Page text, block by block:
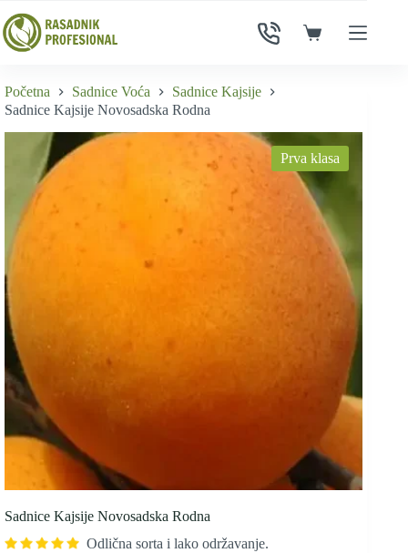
to
content
Shopping
Početna Sadnice Voća
Sadnice Kajsije
Sadnice Kajsije Novosadska Rodna
Prva klasa
Sadnice Kajsije Novosadska Rodna
Odlična sorta i lako održavanje.